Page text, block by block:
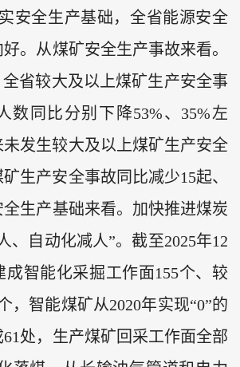
安全生产基础，全省能源安全
。从煤矿安全生产事故来看。
全省较大及以上煤矿生产安全事
数同比分别下降53%、35%左
未发生较大及以上煤矿生产安全
生产安全事故同比减少15起、
全生产基础来看。加快推进煤炭
、自动化减人”。截至2025年12
成智能化采掘工作面155个、较
，智能煤矿从2020年实现“0”的
处，生产煤矿回采工作面全部